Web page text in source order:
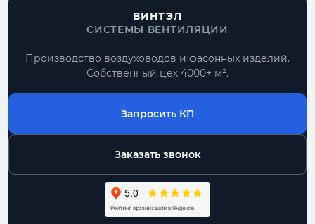
ВИНТЭЛ
СИСТЕМЫ ВЕНТИЛЯЦИИ
Производство воздуховодов и фасонных изделий.
Собственный цех 4000+ м².
Запросить КП
Заказать звонок